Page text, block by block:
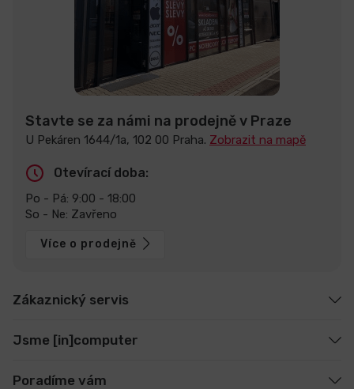
Stavte se za námi na prodejně v Praze
U Pekáren 1644/1a, 102 00 Praha. Zobrazit na mapě
Otevírací doba:
Po - Pá: 9:00 - 18:00
So - Ne: Zavřeno
Více o prodejně
Zákaznický servis
Jsme [in]computer
Poradíme vám